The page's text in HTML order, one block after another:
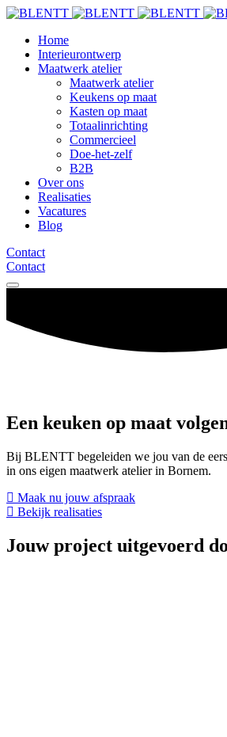
Home
Interieurontwerp
Maatwerk atelier
Maatwerk atelier
Keukens op maat
Kasten op maat
Totaalinrichting
Commercieel
Doe-het-zelf
B2B
Over ons
Realisaties
Vacatures
Blog
Contact
Contact
Een keuken op maat
Bij BLENTT begeleiden we jou van de
in ons eigen maatwerk atelier in Bornem.
Maak nu jouw afspraak
Bekijk realisaties
Jouw project uitgevoerd